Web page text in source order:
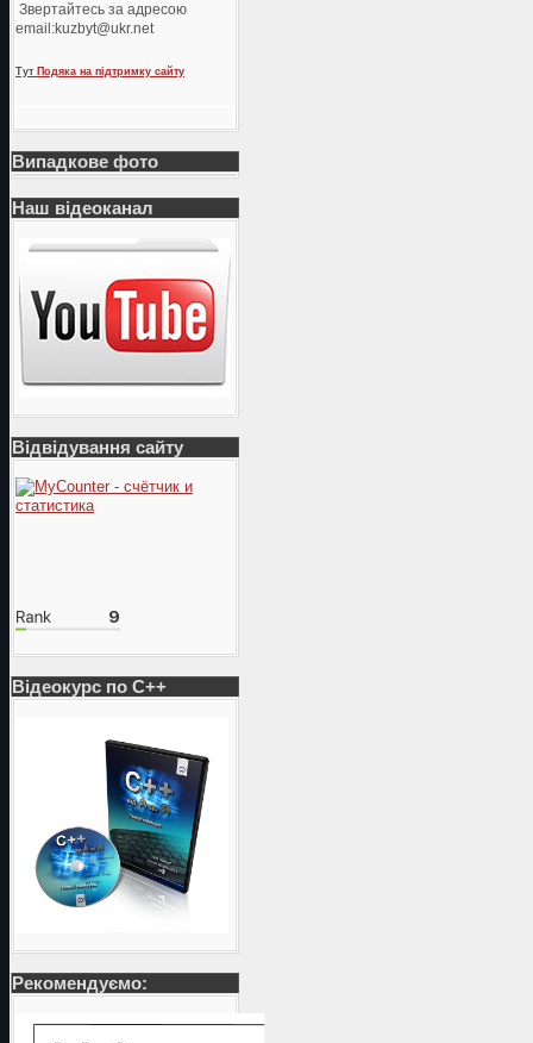
Звертайтесь за адресою
еmail:kuzbyt@ukr.net
Тут Подяка на підтримку сайту
Випадкове фото
Наш відеоканал
Відвідування сайту
Відеокурс по С++
Рекомендуємо: